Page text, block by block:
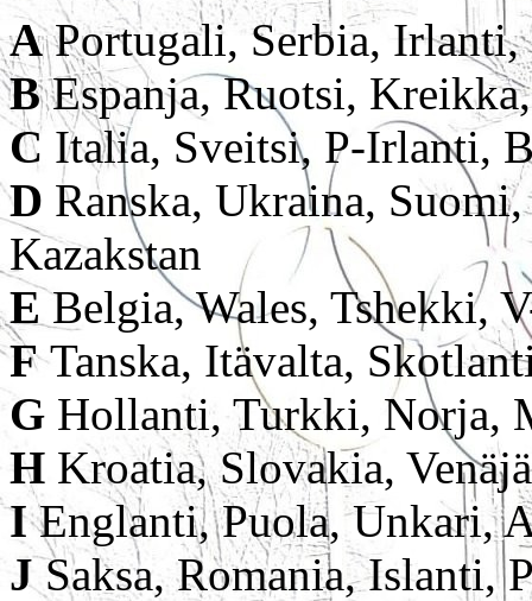
APortugali, Serbia, Irlanti,
BEspanja, Ruotsi,
C Italia, Sveitsi, P-Irlanti,
D Ranska, Ukraina,
Kazakstan
EBelgia, Wales, Tshekki,
FTanska, Itävalta,
G Hollanti, Turkki, Norja,
H Kroatia, Slovakia,
IEnglanti, Puola, Unkari,
JSaksa, Romania, Islanti,